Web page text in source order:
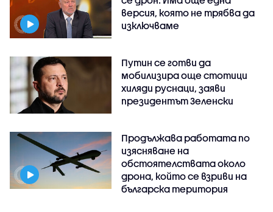
версия, която не трябва да
изключваме
Путин се готви да
мобилизира още стотици
хиляди руснаци, заяви
президентът Зеленски
Продължава работата по
изясняване на
обстоятелствата около
дрона, който се взриви на
българска територия